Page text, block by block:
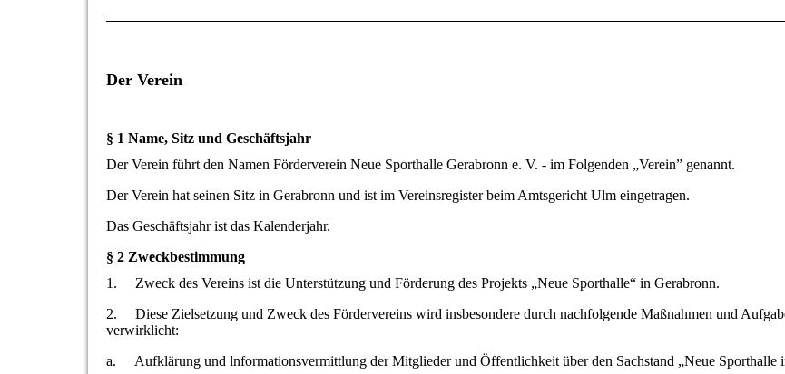
Der Verein
§ 1 Name, Sitz und Geschäftsjahr
Der Verein führt den Namen Förderverein Neue Sporthalle Gerabronn e. V. - im Folgenden „Verein” genannt.
Der Verein hat seinen Sitz in Gerabronn und ist im Vereinsregister beim Amtsgericht Ulm eingetragen.
Das Geschäftsjahr ist das Kalenderjahr.
§ 2 Zweckbestimmung
1. Zweck des Vereins ist die Unterstützung und Förderung des Projekts „Neue Sporthalle“ in Gerabronn.
2. Diese Zielsetzung und Zweck des Fördervereins wird insbesondere durch nachfolgende Maßnahmen und
verwirklicht:
a. Aufklärung und lnformationsvermittlung der Mitglieder und Öffentlichkeit über den Sachstand „Neue Sporthalle